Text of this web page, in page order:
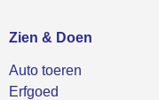
Zien & Doen
Auto toeren
Erfgoed